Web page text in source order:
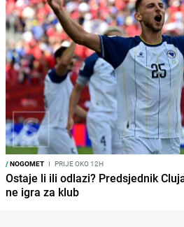
/NOGOMET I PRIJE OKO 12H
Ostaje li ili odlazi? Predsjednik
ne igra za klub